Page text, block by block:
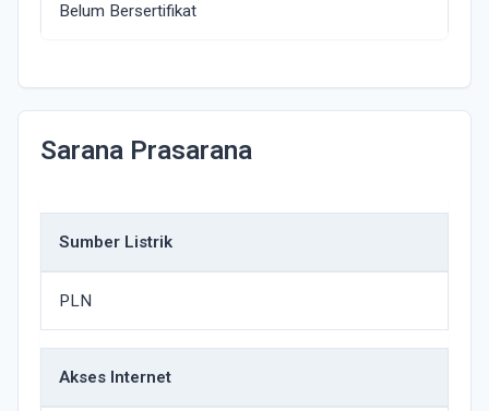
Belum Bersertifikat
Sarana Prasarana
Sumber Listrik
PLN
Akses Internet